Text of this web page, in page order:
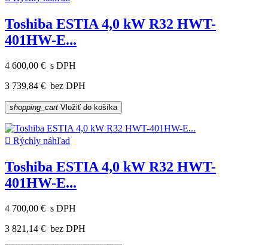
Toshiba ESTIA 4,0 kW R32 HWT-
401HW-E...
4 600,00 € s DPH
3 739,84 € bez DPH
shopping_cart Vložiť do košíka
 Rýchly náhľad
Toshiba ESTIA 4,0 kW R32 HWT-
401HW-E...
4 700,00 € s DPH
3 821,14 € bez DPH